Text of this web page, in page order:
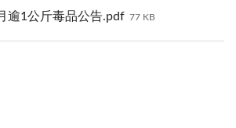
逾1公斤毒品公告.pdf 77 KB